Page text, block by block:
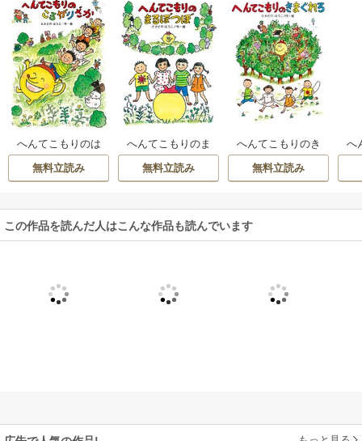
へんてこもりのは
なし
無料立読み
へんてこもりのま
るぼつぼ
無料立読み
へんてこもりのき
まぐれろ
無料立読み
へ
この作品を読んだ人はこんな作品も読んでいます